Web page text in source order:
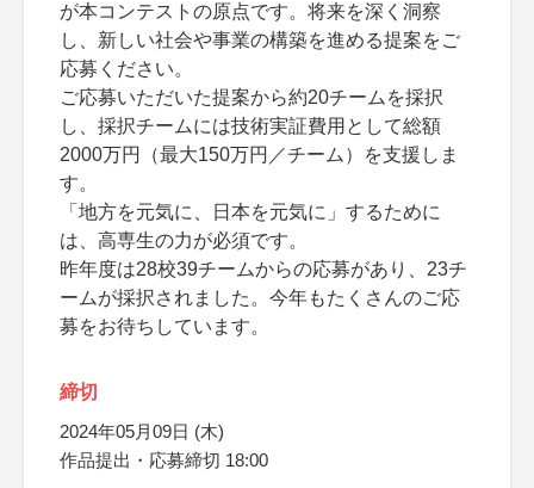
が本コンテストの原点です。将来を深く洞察
し、新しい社会や事業の構築を進める提案をご
応募ください。
ご応募いただいた提案から約20チームを採択
し、採択チームには技術実証費用として総額
2000万円（最大150万円／チーム）を支援しま
す。
「地方を元気に、日本を元気に」するために
は、高専生の力が必須です。
昨年度は28校39チームからの応募があり、23チ
ームが採択されました。今年もたくさんのご応
募をお待ちしています。
締切
2024年05月09日 (木)
作品提出・応募締切 18:00